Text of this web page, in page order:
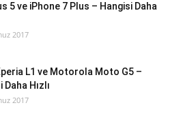
5 ve iPhone 7 Plus – Hangisi Daha
2017
L1 ve Motorola Moto G5 –
Daha Hızlı
2017